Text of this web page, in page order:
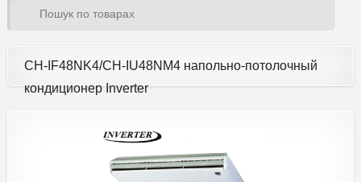
CH-IF48NK4/CH-IU48NM4 напольно-потолочный
кондиционер Inverter